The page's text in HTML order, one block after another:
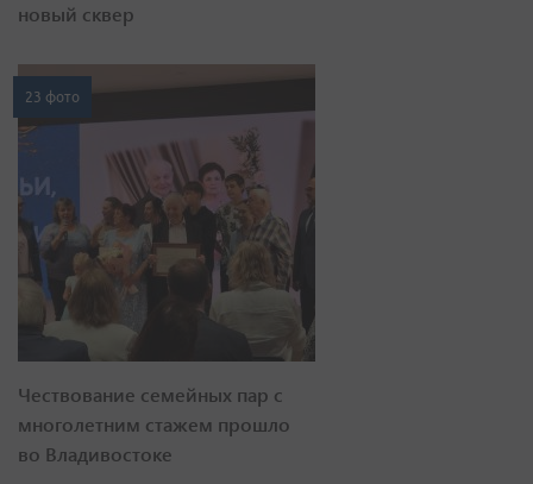
новый сквер
23 фото
Чествование семейных пар с
многолетним стажем прошло
во Владивостоке